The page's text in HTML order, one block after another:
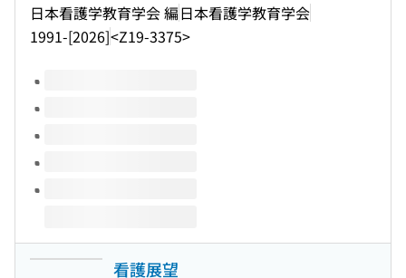
日本看護学教育学会 編日本看護学教育学会
1991-[2026]<Z19-3375>
このタイトルの巻号
看護展望